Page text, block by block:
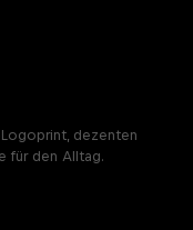
Logoprint, dezenten
für den Alltag.